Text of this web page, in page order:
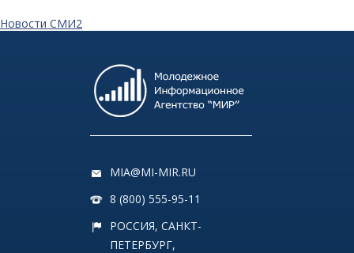
Новости СМИ2
MIA@MI-MIR.RU
8 (800) 555-95-11
РОССИЯ, САНКТ-
ПЕТЕРБУРГ,